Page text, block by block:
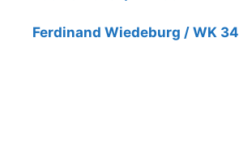
Ferdinand Wiedeburg / WK 34